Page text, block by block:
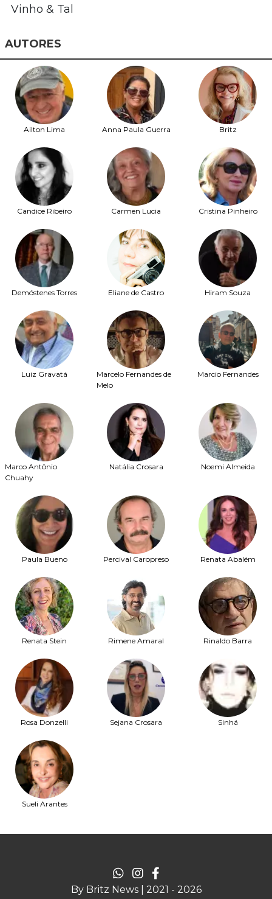
Vinho & Tal
AUTORES
Ailton Lima Anna Paula Guerra Britz
Candice Ribeiro Carmen Lucia Cristina Pinheiro
Demóstenes Torres Eliane de Castro Hiram Souza
Luiz Gravatá
Marcelo Fernandes de
Melo
Marcio Fernandes
Marco Antônio
Chuahy
Natália Crosara Noemi Almeida
Paula Bueno Percival Caropreso Renata Abalém
Renata Stein Rimene Amaral Rinaldo Barra
Rosa Donzelli Sejana Crosara Sinhá
Sueli Arantes
By Britz News | 2021 - 2026